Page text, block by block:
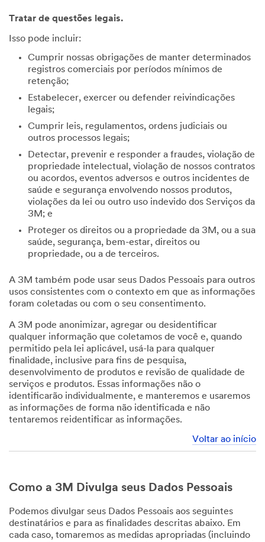
Tratar de questões legais.
Isso pode incluir:
Cumprir nossas obrigações de manter determinados
registros comerciais por períodos mínimos de
retenção;
Estabelecer, exercer ou defender reivindicações
legais;
Cumprir leis, regulamentos, ordens judiciais ou
outros processos legais;
Detectar, prevenir e responder a fraudes, violação de
propriedade intelectual, violação de nossos contratos
ou acordos, eventos adversos e outros incidentes de
saúde e segurança envolvendo nossos produtos,
violações da lei ou outro uso indevido dos Serviços da
3M; e
Proteger os direitos ou a propriedade da 3M, ou a sua
saúde, segurança, bem-estar, direitos ou
propriedade, ou a de terceiros.
A 3M também pode usar seus Dados Pessoais para outros
usos consistentes com o contexto em que as informações
foram coletadas ou com o seu consentimento.
A 3M pode anonimizar, agregar ou desidentificar
qualquer informação que coletamos de você e, quando
permitido pela lei aplicável, usá-la para qualquer
finalidade, inclusive para fins de pesquisa,
desenvolvimento de produtos e revisão de qualidade de
serviços e produtos. Essas informações não o
identificarão individualmente, e manteremos e usaremos
as informações de forma não identificada e não
tentaremos reidentificar as informações.
Voltar ao início
Como a 3M Divulga seus Dados Pessoais
Podemos divulgar seus Dados Pessoais aos seguintes
destinatários e para as finalidades descritas abaixo. Em
cada caso, tomaremos as medidas apropriadas (incluindo